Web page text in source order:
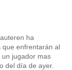
ha
que enfrentarán al
jugador mas
del día de ayer.